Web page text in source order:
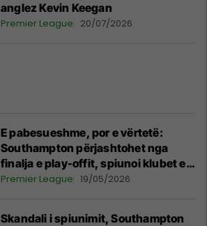
anglez Kevin Keegan
Premier League 20/07/2026
E pabesueshme, por e vërtetë:
Southampton përjashtohet nga
finalja e play-offit, spiunoi klubet e
tjera, duke i incizuar stërvitjet
Premier League 19/05/2026
Skandali i spiunimit, Southampton